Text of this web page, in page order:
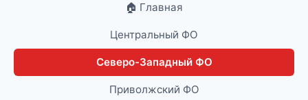
🏠 Главная
Центральный ФО
Северо-Западный ФО
Приволжский ФО